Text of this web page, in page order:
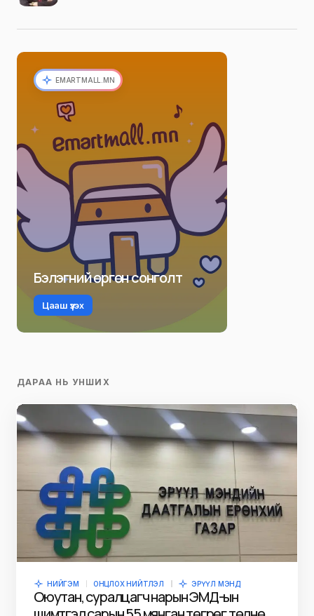
EMARTMALL.MN
Бэлэгний өргөн сонголт
Цааш үзэх
ДАРАА НЬ УНШИХ
НИЙГЭМ ОНЦЛОХ НИЙТЛЭЛ ЭРҮҮЛ МЭНД
Оюутан, суралцагч нарын ЭМД-ын